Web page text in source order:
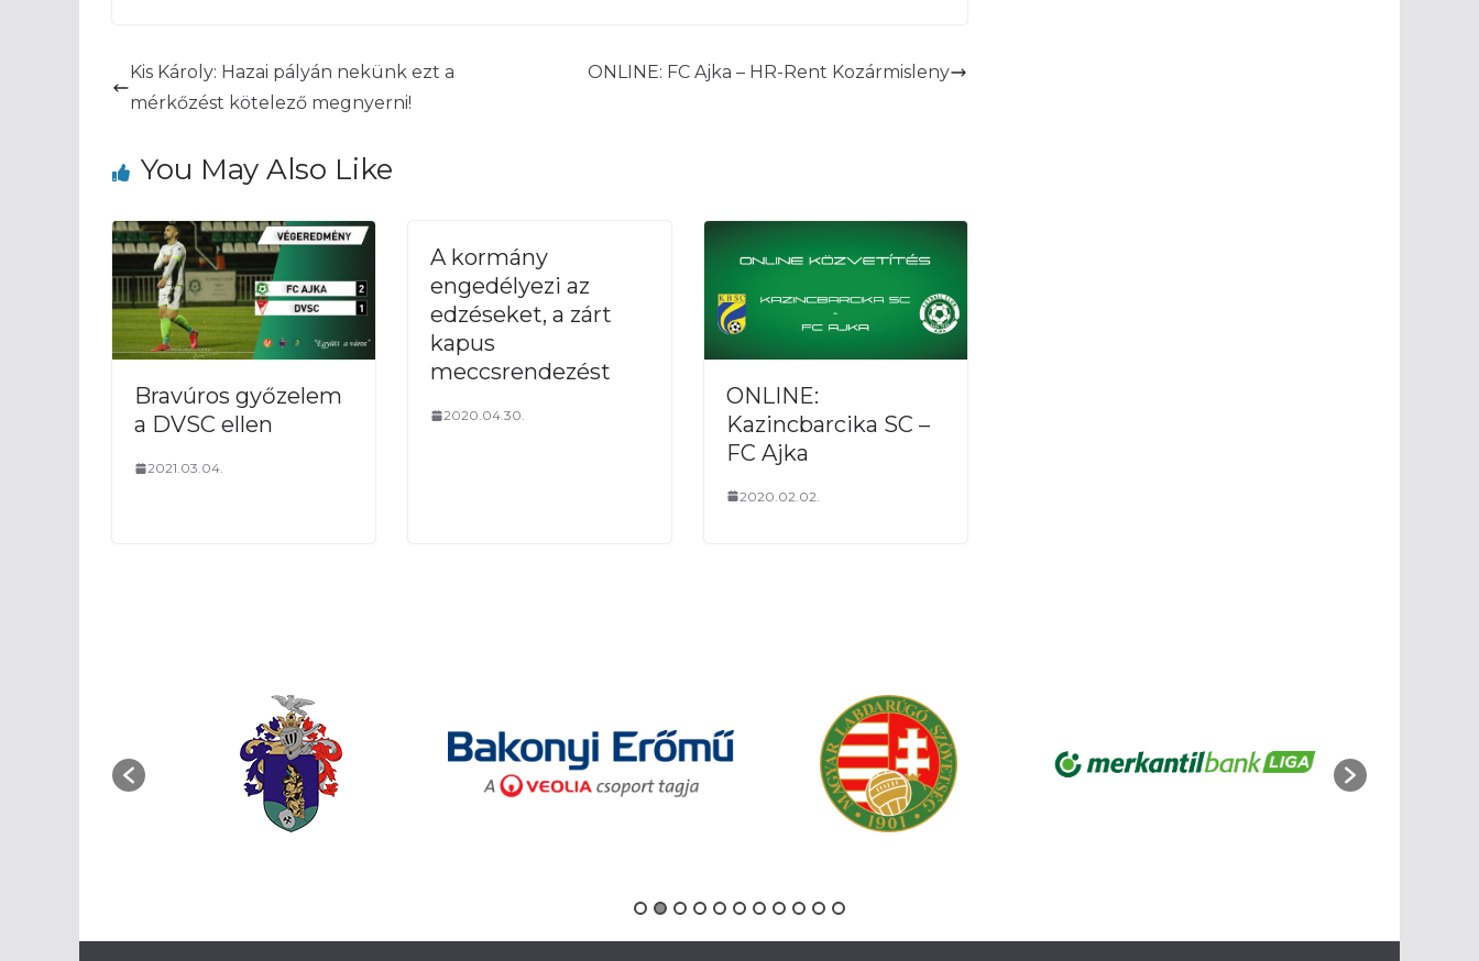
Kis Károly: Hazai pályán nekünk ezt a
mérkőzést kötelező megnyerni!
ONLINE: FC Ajka – HR-Rent Kozármisleny
You May Also Like
Bravúros győzelem
a DVSC ellen
2021.03.04.
A kormány
engedélyezi az
edzéseket, a zárt
kapus
meccsrendezést
2020.04.30.
ONLINE:
Kazincbarcika SC –
FC Ajka
2020.02.02.